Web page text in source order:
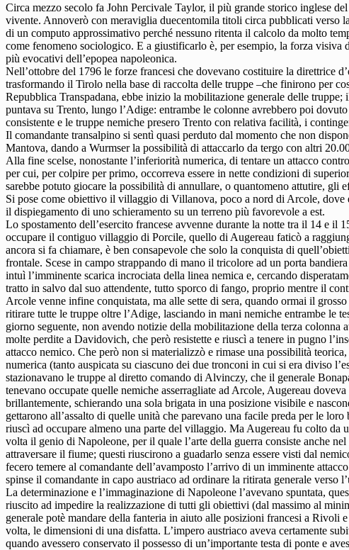
Circa mezzo secolo fa John Percivale Taylor, il più grande storico inglese
vivente. Annoverò con meraviglia duecentomila titoli circa pubblicati verso
di un computo approssimativo perché nessuno ritenta il calcolo da molto
come fenomeno sociologico. E a giustificarlo è, per esempio, la forza
più evocativi dell’epopea napoleonica.
Nell’ottobre del 1796 le forze francesi che dovevano costituire la direttrice
trasformando il Tirolo nella base di raccolta delle truppe –che finirono per
Repubblica Transpadana, ebbe inizio la mobilitazione generale delle
puntava su Trento, lungo l’Adige: entrambe le colonne avrebbero poi
consistente e le truppe nemiche presero Trento con relativa facilità, i
Il comandante transalpino si sentì quasi perduto dal momento che non
Mantova, dando a Wurmser la possibilità di attaccarlo da tergo con altri
Alla fine scelse, nonostante l’inferiorità numerica, di tentare un attacco
per cui, per colpire per primo, occorreva essere in nette condizioni di
sarebbe potuto giocare la possibilità di annullare, o quantomeno attutire, gli
Si pose come obiettivo il villaggio di Villanova, poco a nord di Arcole, dove
il dispiegamento di uno schieramento su un terreno più favorevole a est.
Lo spostamento dell’esercito francese avvenne durante la notte tra il 14 e
occupare il contiguo villaggio di Porcile, quello di Augereau faticò a
ancora si fa chiamare, è ben consapevole che solo la conquista di
frontale. Scese in campo strappando di mano il tricolore ad un porta
intuì l’imminente scarica incrociata della linea nemica e, cercando
tratto in salvo dal suo attendente, tutto sporco di fango, proprio mentre il
Arcole venne infine conquistata, ma alle sette di sera, quando ormai il
ritirare tutte le truppe oltre l’Adige, lasciando in mani nemiche entrambe le
giorno seguente, non avendo notizie della mobilitazione della terza
molte perdite a Davidovich, che però resistette e riuscì a tenere in pugno
attacco nemico. Che però non si materializzò e rimase una possibilità
numerica (tanto auspicata su ciascuno dei due tronconi in cui si era diviso
stazionavano le truppe al diretto comando di Alvinczy, che il generale
tenevano occupate quelle nemiche asserragliate ad Arcole, Augereau
brillantemente, schierando una sola brigata in una posizione visibile e
gettarono all’assalto di quelle unità che parevano una facile preda per le
riuscì ad occupare almeno una parte del villaggio. Ma Augereau fu colto da
volta il genio di Napoleone, per il quale l’arte della guerra consiste anche
attraversare il fiume; questi riuscirono a guadarlo senza essere visti dal
fecero temere al comandante dell’avamposto l’arrivo di un imminente
spinse il comandante in capo austriaco ad ordinare la ritirata generale verso
La determinazione e l’immaginazione di Napoleone l’avevano spuntata,
riuscito ad impedire la realizzazione di tutti gli obiettivi (dal massimo al
generale potè mandare della fanteria in aiuto alle posizioni francesi a Rivoli
volta, le dimensioni di una disfatta. L’impero austriaco aveva certamente
quando avessero conservato il possesso di un’importante testa di ponte e